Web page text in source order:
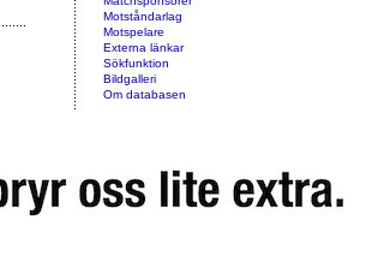
Motståndarlag
Motspelare
Externa länkar
Sökfunktion
Bildgalleri
Om databasen